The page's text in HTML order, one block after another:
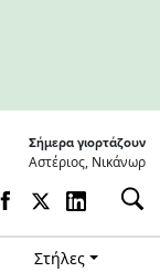
Σήμερα γιορτάζουν
Αστέριος, Νικάνωρ
Στήλες